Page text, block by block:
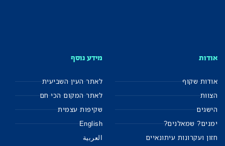
אודות
אודות שקוף
הצוות
הישגים
ימנים? שמאלנים?
חזון ועקרונות עיתונאיים
מידע נוסף
לאתר העין השביעית
לאתר המקום הכי חם
שקיפות עצמית
English
العربية